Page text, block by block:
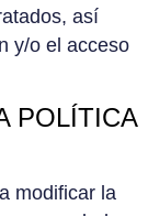
así
y/o el acceso
POLÍTICA
modificar la